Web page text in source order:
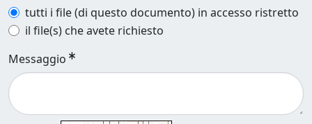
tutti i file (di questo documento) in accesso ristretto
il file(s) che avete richiesto
Messaggio